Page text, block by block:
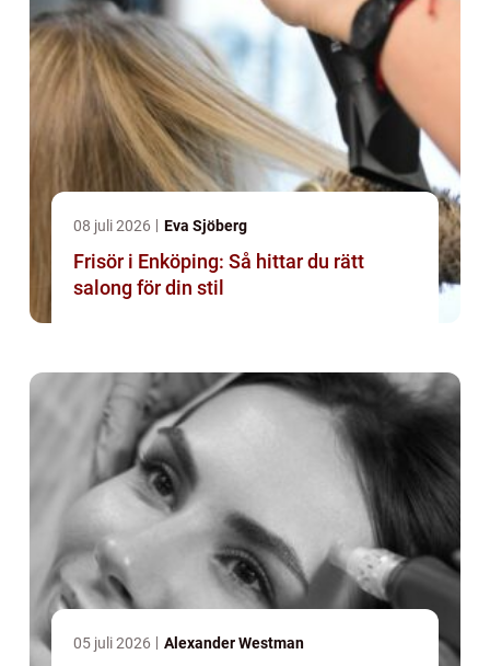
08 juli 2026 Eva Sjöberg
Frisör i Enköping: Så hittar du rätt
salong för din stil
05 juli 2026 Alexander Westman